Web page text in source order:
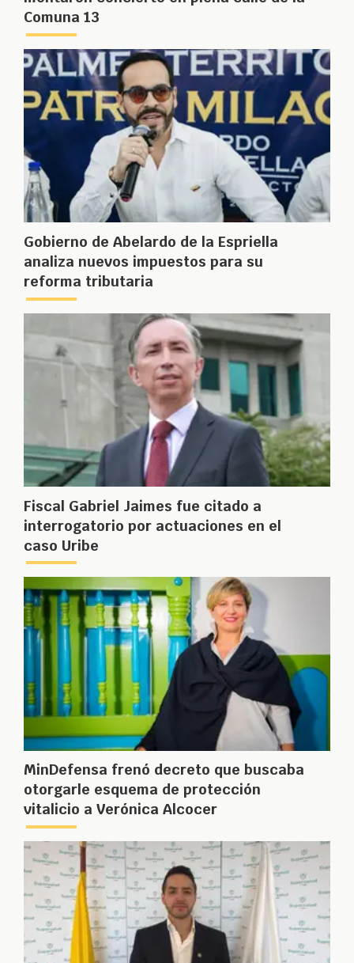
Comuna 13
Gobierno de Abelardo de la Espriella
analiza nuevos impuestos para su
reforma tributaria
Fiscal Gabriel Jaimes fue citado a
interrogatorio por actuaciones en el
caso Uribe
MinDefensa frenó decreto que buscaba
otorgarle esquema de protección
vitalicio a Verónica Alcocer